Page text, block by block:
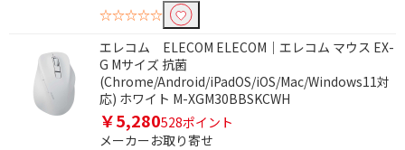
☆☆☆☆☆
エレコム ELECOM ELECOM｜エレコム マウス EX-
G Mサイズ 抗菌
(Chrome/Android/iPadOS/iOS/Mac/Windows11対
応) ホワイト M-XGM30BBSKCWH
￥5,280528ポイント
メーカーお取り寄せ
価格で絞り込む
円~
円
電源で絞り込む